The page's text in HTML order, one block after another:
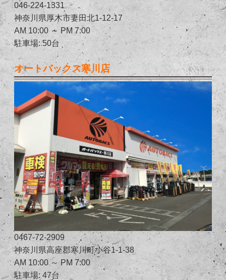
046-224-1331
神奈川県厚木市妻田北1-12-17
AM 10:00 ～ PM 7:00
駐車場: 50台
オートバックス寒川店
0467-72-2909
神奈川県高座郡寒川町小谷1-1-38
AM 10:00 ～ PM 7:00
駐車場: 47台